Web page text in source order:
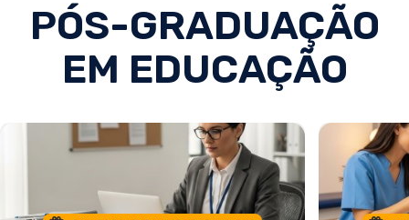
PÓS-GRADUAÇÃO
EM EDUCAÇÃO